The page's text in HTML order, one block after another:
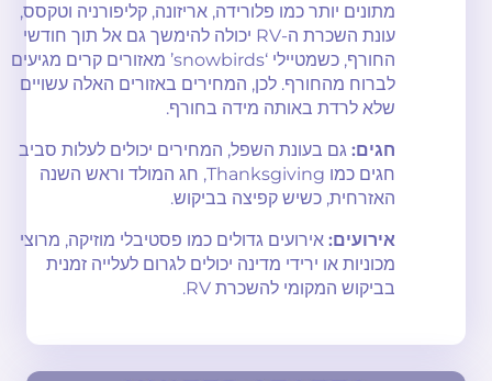
מתונים יותר כמו פלורידה, אריזונה, קליפורניה וטקסס,
עונת השכרת ה-RV יכולה להימשך גם אל תוך חודשי
החורף, כשמטיילי ‘snowbirds’ מאזורים קרים מגיעים
לברוח מהחורף. לכן, המחירים באזורים האלה עשויים
שלא לרדת באותה מידה בחורף.
חגים:גם בעונת השפל, המחירים יכולים לעלות סביב
חגים כמו Thanksgiving, חג המולד וראש השנה
האזרחית, כשיש קפיצה בביקוש.
אירועים:אירועים גדולים כמו פסטיבלי מוזיקה, מרוצי
מכוניות או ירידי מדינה יכולים לגרום לעלייה זמנית
בביקוש המקומי להשכרת RV.